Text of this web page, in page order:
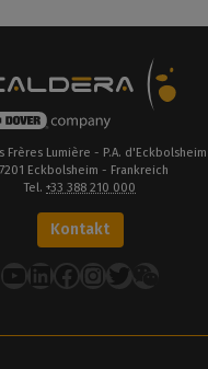
Frères Lumière - P.A. d'Eckbolsheim
Eckbolsheim - Frankreich
Tel. +33 388 210 000
Kontakt
YouTube
LinkedIn
Facebook
Instagram
Twitter